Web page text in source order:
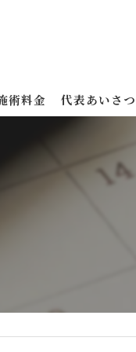
術料金 代表あいさつ